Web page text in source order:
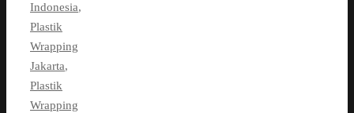
Indonesia,
Plastik
Wrapping
Jakarta,
Plastik
Wrapping